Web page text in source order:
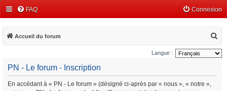
FAQ Connexion
Accueil du forum
e
c
Langue :
PN - Le forum - Inscription
En accédant à « PN - Le forum » (désigné ci-après par « nous », « notre »,